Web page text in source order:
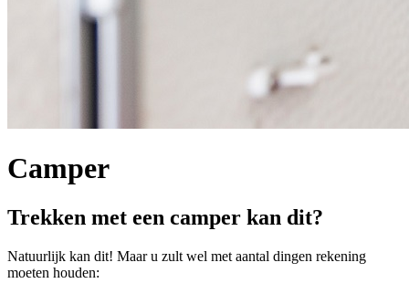
Camper
Trekken met een camper kan dit?
Natuurlijk kan dit! Maar u zult wel met aantal dingen rekening
moeten houden: